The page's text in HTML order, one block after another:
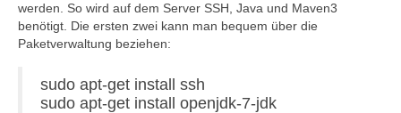
werden. So wird auf dem Server SSH, Java und Maven3
benötigt. Die ersten zwei kann man bequem über die
Paketverwaltung beziehen:
sudo apt-get install ssh
sudo apt-get install openjdk-7-jdk